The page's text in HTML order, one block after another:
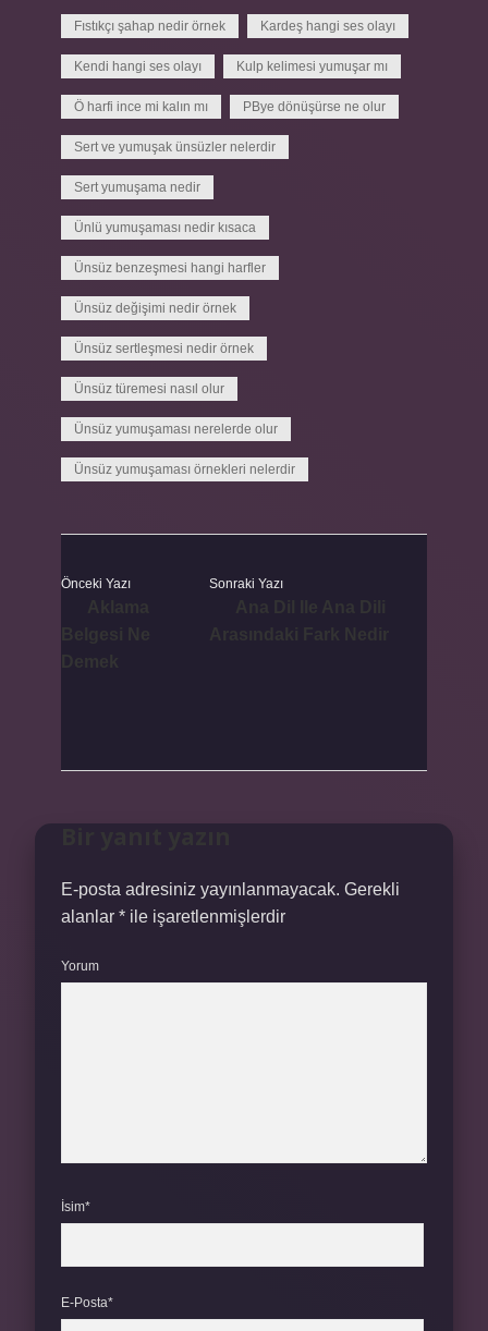
Fıstıkçı şahap nedir örnek Kardeş hangi ses olayı
Kendi hangi ses olayı Kulp kelimesi yumuşar mı
Ö harfi ince mi kalın mı PBye dönüşürse ne olur
Sert ve yumuşak ünsüzler nelerdir
Sert yumuşama nedir
Ünlü yumuşaması nedir kısaca
Ünsüz benzeşmesi hangi harfler
Ünsüz değişimi nedir örnek
Ünsüz sertleşmesi nedir örnek
Ünsüz türemesi nasıl olur
Ünsüz yumuşaması nerelerde olur
Ünsüz yumuşaması örnekleri nelerdir
Önceki Yazı Sonraki Yazı
E-posta adresiniz yayınlanmayacak. Gerekli
alanlar * ile işaretlenmişlerdir
Yorum
İsim*
E-Posta*